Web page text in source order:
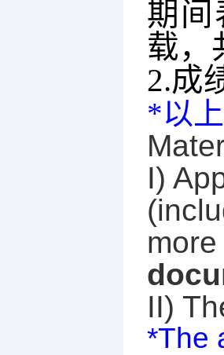
期间
载，
2.成
*以
I)
II)
*The